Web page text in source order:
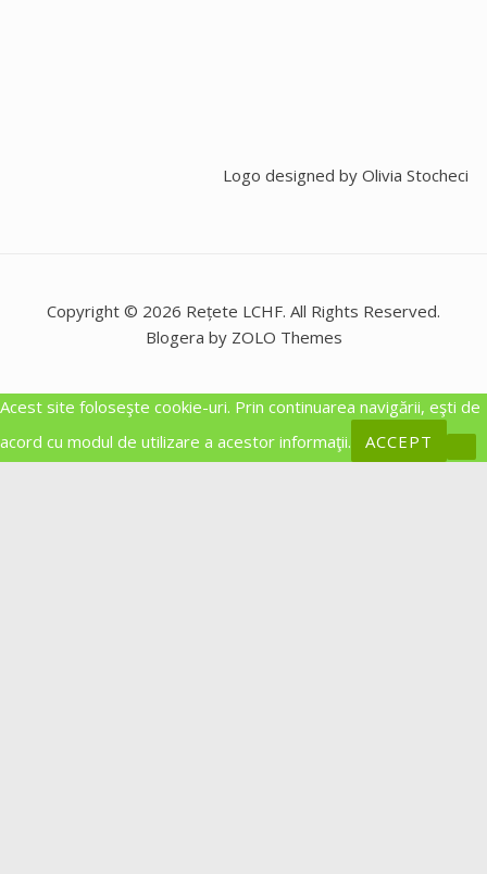
Logo designed by Olivia Stocheci
Copyright © 2026 Rețete LCHF. All Rights Reserved.
Blogera by ZOLO Themes
Acest site foloseşte cookie-uri. Prin continuarea navigării, eşti de
acord cu modul de utilizare a acestor informaţii.
ACCEPT